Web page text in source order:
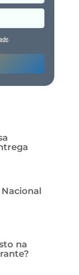
.
na